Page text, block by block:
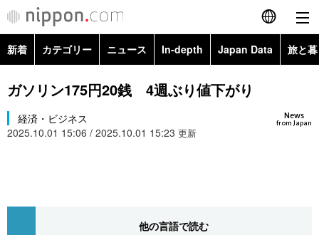
English
简体字
カテゴリー
新着 カテゴリー ニュース In-depth Japan Data 旅と
政治・外交
経済・ビジネス Images
ガソリン175円20銭 4週ぶり値下がり
News
from Japan
経済・ビジネス
2025.10.01 15:06 / 2025.10.01 15:23 更新
他の言語で読む